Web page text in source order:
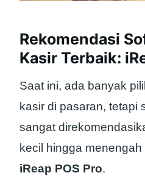
Rekomendasi
Kasir Terbaik:
Saat ini, ada banyak
kasir di pasaran, tetapi
sangat
kecil hingga
iReap POS Pro.